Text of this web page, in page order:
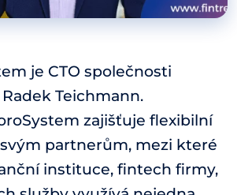
je CTO společnosti
Teichmann.
zajišťuje flexibilní
partnerům, mezi které
instituce, fintech firmy,